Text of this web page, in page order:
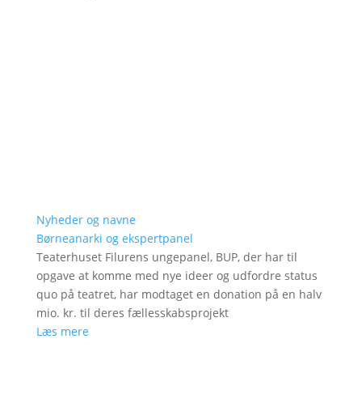
Nyheder og navne
Børneanarki og ekspertpanel
Teaterhuset Filurens ungepanel, BUP, der har til
opgave at komme med nye ideer og udfordre status
quo på teatret, har modtaget en donation på en halv
mio. kr. til deres fællesskabsprojekt
Læs mere